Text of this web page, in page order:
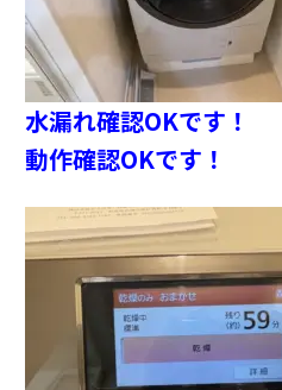
水漏れ確認OKです！
動作確認OKです！